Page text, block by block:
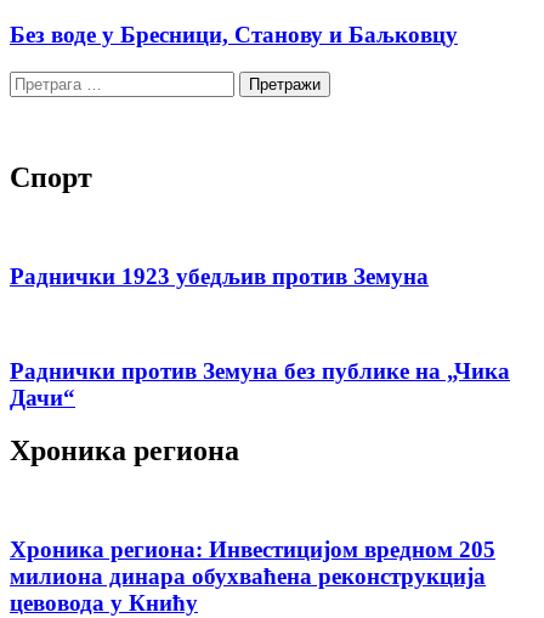
Без воде у Бресници, Станову и Баљковцу
Претрага
за:
Спорт
Раднички 1923 убедљив против Земуна
Раднички против Земуна без публике на „Чика
Дачи“
Хроника региона
Хроника региона: Инвестицијом вредном 205
милиона динара обухваћена реконструкција
цевовода у Книћу